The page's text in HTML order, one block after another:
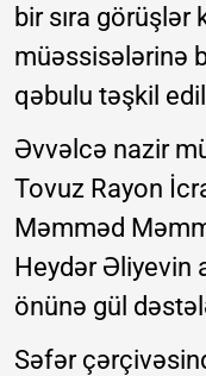
bir sıra görüşlər
müəssisələrinə
qəbulu təşkil
Əvvəlcə nazir
Tovuz Rayon
Məmməd
Heydər Əliyevin
önünə gül
Səfər